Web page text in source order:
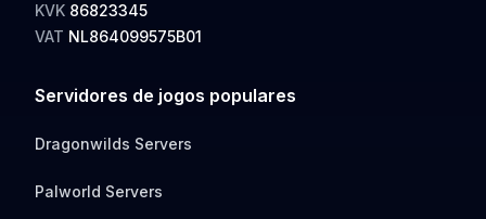
KVK 86823345
VAT NL864099575B01
Servidores de jogos populares
Dragonwilds Servers
Palworld Servers